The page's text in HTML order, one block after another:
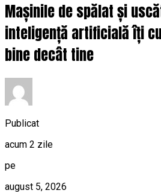
Mașinile de spălat și
inteligență artificială îți
bine decât tine
Publicat
acum 2 zile
pe
august 5, 2026